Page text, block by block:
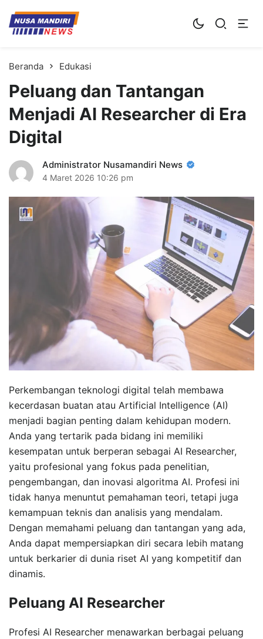
Kampus Digital Bisnis
Universitas Nusa Mandiri
Beranda Edukasi
Peluang dan Tantangan
Menjadi AI Researcher di Era
Digital
Administrator Nusamandiri News
4 Maret 2026 10:26 pm
Perkembangan teknologi digital telah membawa
kecerdasan buatan atau Artificial Intelligence (AI)
menjadi bagian penting dalam kehidupan modern.
Anda yang tertarik pada bidang ini memiliki
kesempatan untuk berperan sebagai AI Researcher,
yaitu profesional yang fokus pada penelitian,
pengembangan, dan inovasi algoritma AI. Profesi ini
tidak hanya menuntut pemahaman teori, tetapi juga
kemampuan teknis dan analisis yang mendalam.
Dengan memahami peluang dan tantangan yang ada,
Anda dapat mempersiapkan diri secara lebih matang
untuk berkarier di dunia riset AI yang kompetitif dan
dinamis.
Peluang AI Researcher
Profesi AI Researcher menawarkan berbagai peluang